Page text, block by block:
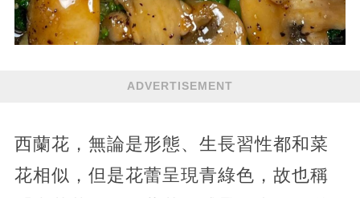
ADVERTISEMENT
西蘭花，無論是形態、生長習性都和菜
花相似，但是花蕾呈現青綠色，故也稱